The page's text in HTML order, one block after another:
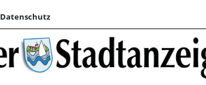
Datenschutz